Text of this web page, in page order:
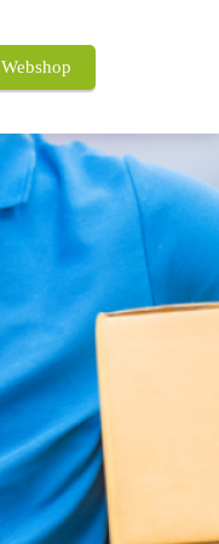
Webshop